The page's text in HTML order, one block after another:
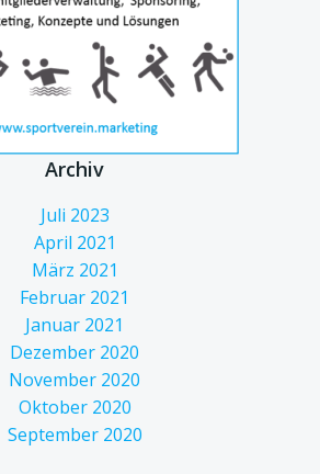
Archiv
Juli 2023
April 2021
März 2021
Februar 2021
Januar 2021
Dezember 2020
November 2020
Oktober 2020
September 2020